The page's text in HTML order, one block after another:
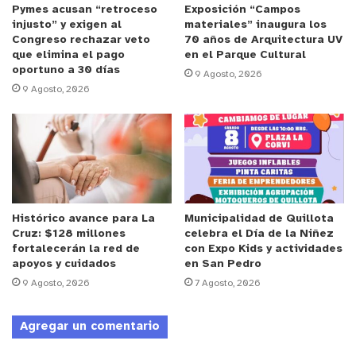
desprotegidos ante la delincuencia, por lo que
quiero pedirle al gobierno que impulse los
proyectos contenidos en el plan y agenda
legislativa que nos presentó la ministra Siches,
porque sin duda habrá disposición a avanzar y
tendrá un respaldo transversal”.
En la misma línea, el senador Francisco Chahuán
solicitó al gobierno que dé urgencia el proyecto
que establece el Estatuto de protección de
policías, precisando que “ingresó al Congreso en
diciembre del 2019 y califica como agravante
cometer los delitos de lesiones y homicidios a
carabineros, PDI o gendarmes haciendo uso de
condenas para los delitos de homicidio, castración,
Pymes acusan “retroceso
injusto” y exigen al
Congreso rechazar veto
que elimina el pago
oportuno a 30 días
9 Agosto, 2026
Exposición “Campos
materiales” inaugura los
70 años de Arquitectura UV
en el Parque Cultural
9 Agosto, 2026
Histórico avance para La
Cruz: $128 millones
fortalecerán la red de
apoyos y cuidados
9 Agosto, 2026
Municipalidad de Quillota
celebra el Día de la Niñez
con Expo Kids y actividades
en San Pedro
7 Agosto, 2026
Agregar un comentario